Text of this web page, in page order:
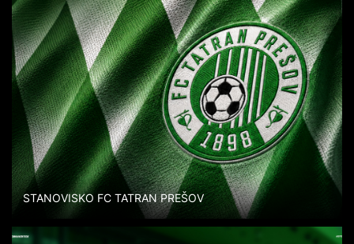
STANOVISKO FC TATRAN PREŠOV